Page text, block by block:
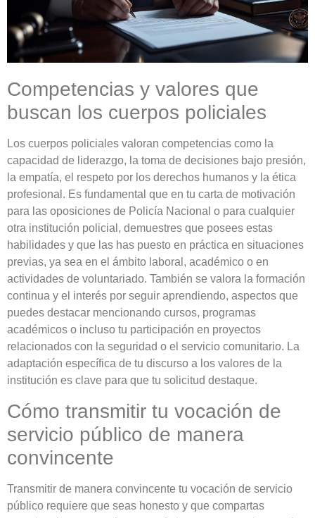
Competencias y valores que
buscan los cuerpos policiales
Los cuerpos policiales valoran competencias como la
capacidad de liderazgo, la toma de decisiones bajo presión,
la empatía, el respeto por los derechos humanos y la ética
profesional. Es fundamental que en tu carta de motivación
para las oposiciones de Policía Nacional o para cualquier
otra institución policial, demuestres que posees estas
habilidades y que las has puesto en práctica en situaciones
previas, ya sea en el ámbito laboral, académico o en
actividades de voluntariado. También se valora la formación
continua y el interés por seguir aprendiendo, aspectos que
puedes destacar mencionando cursos, programas
académicos o incluso tu participación en proyectos
relacionados con la seguridad o el servicio comunitario. La
adaptación específica de tu discurso a los valores de la
institución es clave para que tu solicitud destaque.
Cómo transmitir tu vocación de
servicio público de manera
convincente
Transmitir de manera convincente tu vocación de servicio
público requiere que seas honesto y que compartas